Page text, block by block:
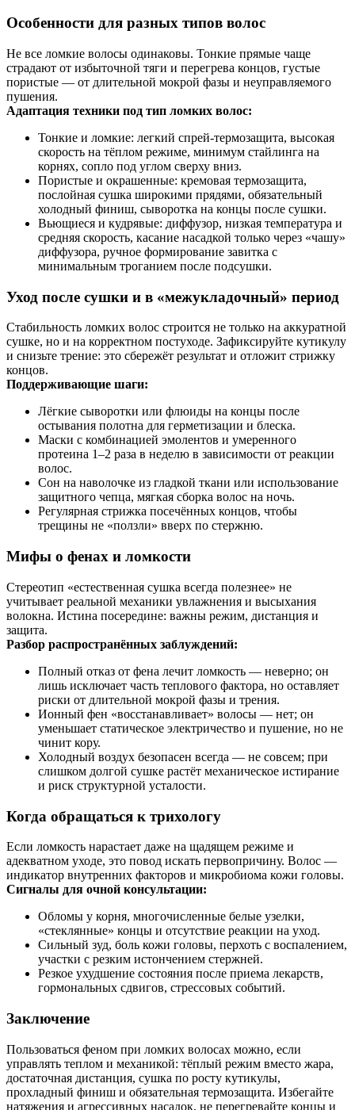
Особенности для разных типов волос
Не все ломкие волосы одинаковы. Тонкие прямые чаще
страдают от избыточной тяги и перегрева концов, густые
пористые — от длительной мокрой фазы и неуправляемого
пушения.
Адаптация техники под тип ломких волос:
Тонкие и ломкие: легкий спрей-термозащита, высокая
скорость на тёплом режиме, минимум стайлинга на
корнях, сопло под углом сверху вниз.
Пористые и окрашенные: кремовая термозащита,
послойная сушка широкими прядями, обязательный
холодный финиш, сыворотка на концы после сушки.
Вьющиеся и кудрявые: диффузор, низкая температура и
средняя скорость, касание насадкой только через «чашу»
диффузора, ручное формирование завитка с
минимальным троганием после подсушки.
Уход после сушки и в «межукладочный» период
Стабильность ломких волос строится не только на аккуратной
сушке, но и на корректном постуходе. Зафиксируйте кутикулу
и снизьте трение: это сбережёт результат и отложит стрижку
концов.
Поддерживающие шаги:
Лёгкие сыворотки или флюиды на концы после
остывания полотна для герметизации и блеска.
Маски с комбинацией эмолентов и умеренного
протеина 1–2 раза в неделю в зависимости от реакции
волос.
Сон на наволочке из гладкой ткани или использование
защитного чепца, мягкая сборка волос на ночь.
Регулярная стрижка посечённых концов, чтобы
трещины не «ползли» вверх по стержню.
Мифы о фенах и ломкости
Стереотип «естественная сушка всегда полезнее» не
учитывает реальной механики увлажнения и высыхания
волокна. Истина посередине: важны режим, дистанция и
защита.
Разбор распространённых заблуждений:
Полный отказ от фена лечит ломкость — неверно; он
лишь исключает часть теплового фактора, но оставляет
риски от длительной мокрой фазы и трения.
Ионный фен «восстанавливает» волосы — нет; он
уменьшает статическое электричество и пушение, но не
чинит кору.
Холодный воздух безопасен всегда — не совсем; при
слишком долгой сушке растёт механическое истирание
и риск структурной усталости.
Когда обращаться к трихологу
Если ломкость нарастает даже на щадящем режиме и
адекватном уходе, это повод искать первопричину. Волос —
индикатор внутренних факторов и микробиома кожи головы.
Сигналы для очной консультации:
Обломы у корня, многочисленные белые узелки,
«стеклянные» концы и отсутствие реакции на уход.
Сильный зуд, боль кожи головы, перхоть с воспалением,
участки с резким истончением стержней.
Резкое ухудшение состояния после приема лекарств,
гормональных сдвигов, стрессовых событий.
Заключение
Пользоваться феном при ломких волосах можно, если
управлять теплом и механикой: тёплый режим вместо жара,
достаточная дистанция, сушка по росту кутикулы,
прохладный финиш и обязательная термозащита. Избегайте
натяжения и агрессивных насадок, не перегревайте концы и